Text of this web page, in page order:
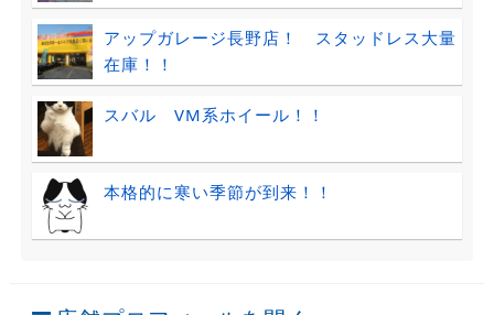
アップガレージ長野店！ スタッドレス大量
在庫！！
スバル VM系ホイール！！
本格的に寒い季節が到来！！